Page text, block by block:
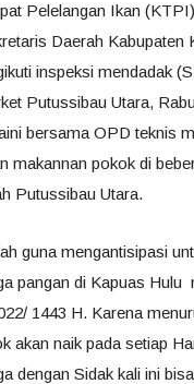
Pelelangan Ikan
Daerah Kabupaten
inspeksi mendadak
Putussibau Utara,
bersama OPD teknis
makannan pokok di
Putussibau Utara.
guna mengantisipasi
pangan di Kapuas Hulu
1443 H. Karena
akan naik pada setiap
dengan Sidak kali ini